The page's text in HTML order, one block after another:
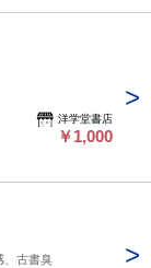
洋学堂書店
￥1,000
、古書臭